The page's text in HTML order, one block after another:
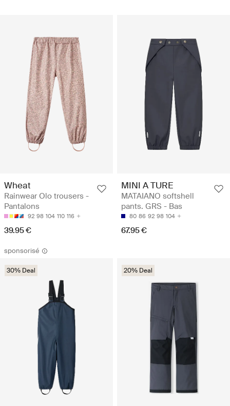
Wheat
Rainwear Olo trousers -
Pantalons
92 98 104 110 116
39.95 €
MINI A TURE
MATAIANO softshell
pants. GRS - Bas
80 86 92 98 104
67.95 €
sponsorisé
30% Deal 20% Deal